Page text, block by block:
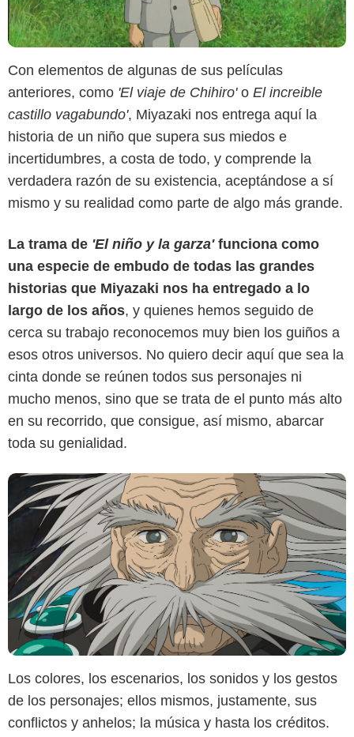
Con elementos de algunas de sus películas
anteriores, como 'El viaje de Chihiro'o El increible
castillo vagabundo', Miyazaki nos entrega aquí la
historia de un niño que supera sus miedos e
incertidumbres, a costa de todo, y comprende la
verdadera razón de su existencia, aceptándose a sí
mismo y su realidad como parte de algo más grande.
La trama de 'El niño y la garza'funciona como
una especie de embudo de todas las grandes
historias que Miyazaki nos ha entregado a lo
largo de los años, y quienes hemos seguido de
cerca su trabajo reconocemos muy bien los guiños a
esos otros universos. No quiero decir aquí que sea la
cinta donde se reúnen todos sus personajes ni
mucho menos, sino que se trata de el punto más alto
en su recorrido, que consigue, así mismo, abarcar
toda su genialidad.
Los colores, los escenarios, los sonidos y los gestos
de los personajes; ellos mismos, justamente, sus
conflictos y anhelos; la música y hasta los créditos.